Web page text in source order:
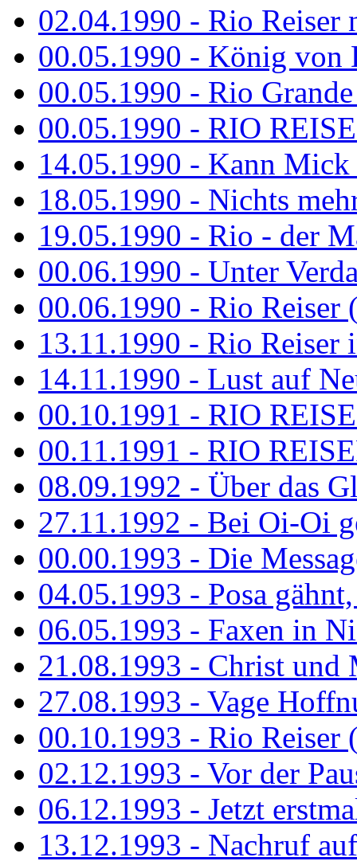
02.04.1990 - Rio
00.05.1990 - König von
00.05.1990 - Rio
00.05.1990 - RIO
14.05.1990 - Kann Mick
18.05.1990 - Nichts
19.05.1990 - Rio - der
00.06.1990 - Unter
00.06.1990 - Rio Reiser
13.11.1990 - Rio Reiser
14.11.1990 - Lust auf
00.10.1991 - RIO
00.11.1991 - RIO
08.09.1992 - Über das
27.11.1992 - Bei Oi-Oi
00.00.1993 - Die
04.05.1993 - Posa
06.05.1993 - Faxen in
21.08.1993 - Christ und
27.08.1993 - Vage
00.10.1993 - Rio Reiser
02.12.1993 - Vor der
06.12.1993 - Jetzt
13.12.1993 - Nachruf